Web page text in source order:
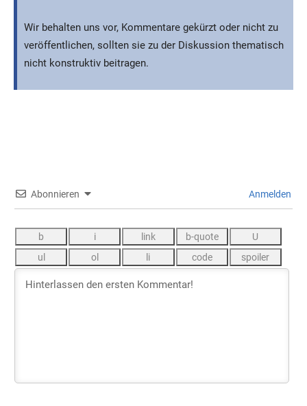
Wir behalten uns vor, Kommentare gekürzt oder nicht zu
veröffentlichen, sollten sie zu der Diskussion thematisch
nicht konstruktiv beitragen.
Abonnieren Anmelden